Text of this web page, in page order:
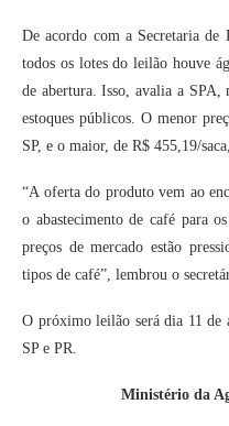
De acordo com a Secretaria
todos os lotes do leilão houve
de abertura. Isso, avalia a SPA,
estoques públicos. O menor
SP, e o maior, de R$ 455,19/
“A oferta do produto vem ao
o abastecimento de café para
preços de mercado estão
tipos de café”, lembrou o
O próximo leilão será dia 11 de
SP e PR.
Ministério da